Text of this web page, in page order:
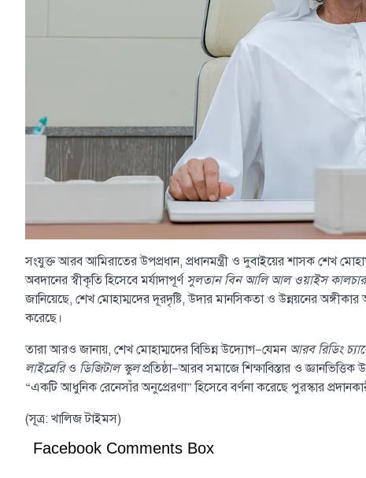
সংযুক্ত আরব আমিরাতের উপপ্রধান, প্রধানমন্ত্রী ও দুবাইয়ের শাসক শেখ
অবদানের স্বীকৃতি হিসেবে মর্যাদাপূর্ণ সুলতান বিন আলি আল ওয়াইস
জানিয়েছে, শেখ মোহাম্মদের দূরদৃষ্টি, উদার মানসিকতা ও উন্নয়নের
করেছে।
তারা আরও জানায়, শেখ মোহাম্মদের বিভিন্ন উদ্যোগ—যেমন আরব রিডিং
লাইব্রেরিও ডিজিটাল স্কুলপ্রতিষ্ঠা—আরব সমাজে শিক্ষাবিস্তার ও
“একটি আধুনিক রেনেসাঁর অনুপ্রেরণা” হিসেবে বর্ণনা করেছে পুরস্কার প্রদানকারী
(সূত্র: খালিজ টাইমস)
Facebook Comments Box